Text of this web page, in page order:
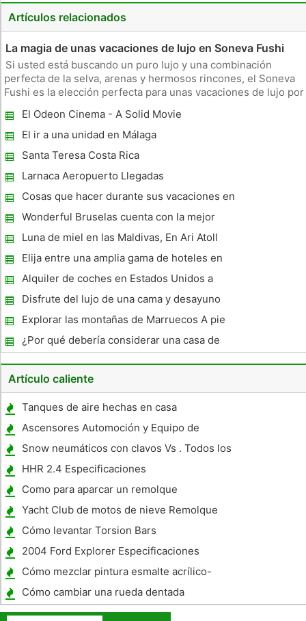
Artículos relacionados
La magia de unas vacaciones de lujo en Soneva Fushi
Si usted está buscando un puro lujo y una combinación
perfecta de la selva, arenas y hermosos rincones, el Soneva
Fushi es la elección perfecta para unas vacaciones de lujo por
es puramente lujoso y perfecto para unas vacaciones. El
comple
El Odeon Cinema - A Solid Movie
Experience Going
El ir a una unidad en Málaga
Santa Teresa Costa Rica
Larnaca Aeropuerto Llegadas
Cosas que hacer durante sus vacaciones en
Lanzarote
Wonderful Bruselas cuenta con la mejor
Steak Houses
Luna de miel en las Maldivas, En Ari Atoll
Norte
Elija entre una amplia gama de hoteles en
Harrogate
Alquiler de coches en Estados Unidos a
satisfacer sus necesidades
Disfrute del lujo de una cama y desayuno
romántico
Explorar las montañas de Marruecos A pie
¿Por qué debería considerar una casa de
vacaciones cuando se va de vacaciones en
la Florida.
Artículo caliente
Tanques de aire hechas en casa
Ascensores Automoción y Equipo de
Equilibrio
Snow neumáticos con clavos Vs . Todos los
neumáticos de
HHR 2.4 Especificaciones
Como para aparcar un remolque
Yacht Club de motos de nieve Remolque
Especificaciones
Cómo levantar Torsion Bars
2004 Ford Explorer Especificaciones
Cómo mezclar pintura esmalte acrílico-
Based
Cómo cambiar una rueda dentada